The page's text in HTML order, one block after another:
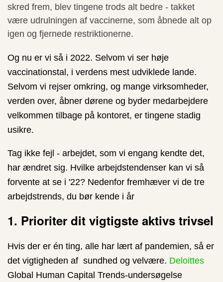
skred frem, blev tingene trods alt bedre - takket
være udrulningen af vaccinerne, som åbnede alt op
igen og fjernede restriktionerne.
Og nu er vi så i 2022. Selvom vi ser høje
vaccinationstal, i verdens mest udviklede lande.
Selvom vi rejser omkring, og mange virksomheder,
verden over, åbner dørene og byder medarbejdere
velkommen tilbage på kontoret, er tingene stadig
usikre.
Tag ikke fejl - arbejdet, som vi engang kendte det,
har ændret sig. Hvilke arbejdstendenser kan vi så
forvente at se i '22? Nedenfor fremhæver vi de tre
arbejdstrends, du bør kende i år
1. Prioriter dit vigtigste aktivs trivsel
Hvis der er én ting, alle har lært af pandemien, så er
det vigtigheden af ​ sundhed og velvære. Deloittes
Global Human Capital Trends-undersøgelse